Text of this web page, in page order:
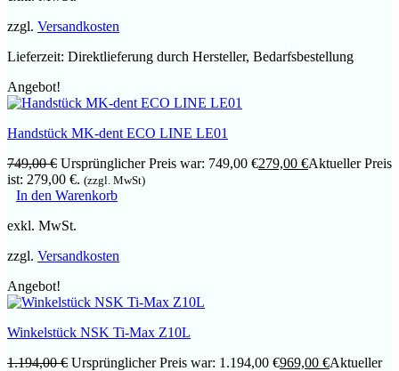
zzgl. Versandkosten
Lieferzeit: Direktlieferung durch Hersteller, Bedarfsbestellung
Angebot!
Handstück MK-dent ECO LINE LE01
749,00€ Ursprünglicher Preis war: 749,00 €279,00 €Aktueller Preis
ist: 279,00 €. (zzgl. MwSt)
In den Warenkorb
exkl. MwSt.
zzgl. Versandkosten
Angebot!
Winkelstück NSK Ti-Max Z10L
1.194,00€ Ursprünglicher Preis war: 1.194,00 €969,00 €Aktueller